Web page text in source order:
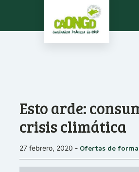
Esto arde:
crisis climática
27 febrero, 2020 - Ofertas de